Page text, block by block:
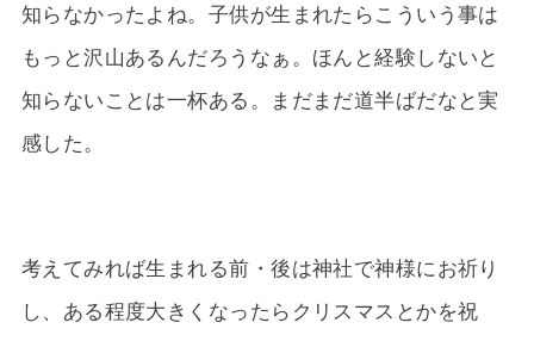
知らなかったよね。子供が生まれたらこういう事は
もっと沢山あるんだろうなぁ。ほんと経験しないと
知らないことは一杯ある。まだまだ道半ばだなと実
感した。
考えてみれば生まれる前・後は神社で神様にお祈り
し、ある程度大きくなったらクリスマスとかを祝